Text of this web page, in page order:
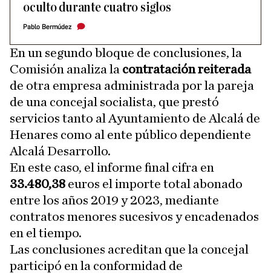
oculto durante cuatro siglos
Pablo Bermúdez
En un segundo bloque de conclusiones, la
Comisión analiza la contratación reiterada
de otra empresa administrada por la pareja
de una concejal socialista, que prestó
servicios tanto al Ayuntamiento de Alcalá de
Henares como al ente público dependiente
Alcalá Desarrollo.
En este caso, el informe final cifra en
33.480,38 euros el importe total abonado
entre los años 2019 y 2023, mediante
contratos menores sucesivos y encadenados
en el tiempo.
Las conclusiones acreditan que la concejal
participó en la conformidad de